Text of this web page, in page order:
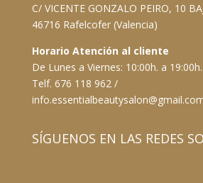
C/ VICENTE GONZALO PEIRO, 10
46716 Rafelcofer (Valencia)
Horario Atención al cliente
De Lunes a Viernes: 10:00h. a 19:00h.
Telf. 676 118 962 /
SÍGUENOS EN LAS REDES